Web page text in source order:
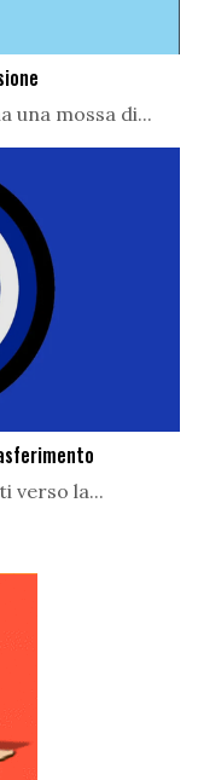
una mossa di...
verso la...